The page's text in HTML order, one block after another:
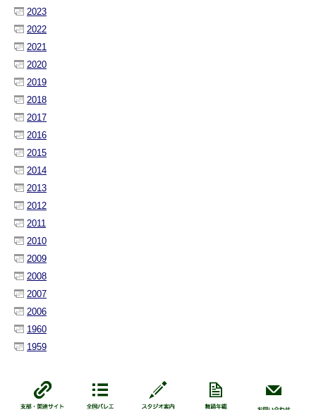
2023
2022
2021
2020
2019
2018
2017
2016
2015
2014
2013
2012
2011
2010
2009
2008
2007
2006
1960
1959